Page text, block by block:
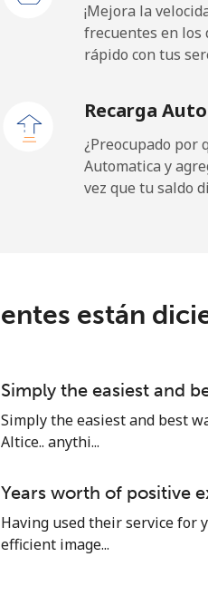
21 min por ⁦$5⁩
25 min por ⁦$5⁩
5 min por ⁦$5⁩
¡Mejora la
frecuentes en los
rápido con tus
Recarga
¿Preocupado por
Automatica y
vez que tu saldo
están
Simply the easiest and
Simply the easiest and best
Altice.. anythi...
Years worth of positive
Having used their service for
efficient image...